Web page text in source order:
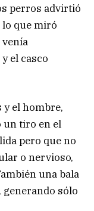
perros advirtió
que miró
venía
el casco
y el hombre,
un tiro en el
pero que no
o nervioso,
una bala
generando sólo